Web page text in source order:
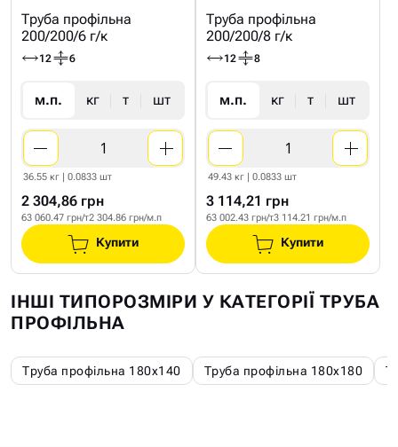
Труба профільна
200/200/6 г/к
12 6
м.п. кг т шт
36.55 кг | 0.0833 шт
2 304,86 грн
63 060.47 грн/т2 304.86 грн/м.п
Купити
Труба профільна
200/200/8 г/к
12 8
м.п. кг т шт
49.43 кг | 0.0833 шт
3 114,21 грн
63 002.43 грн/т3 114.21 грн/м.п
Купити
ІНШІ ТИПОРОЗМІРИ У КАТЕГОРІЇ ТРУБА
ПРОФІЛЬНА
Труба профільна 180х140 Труба профільна 180х180